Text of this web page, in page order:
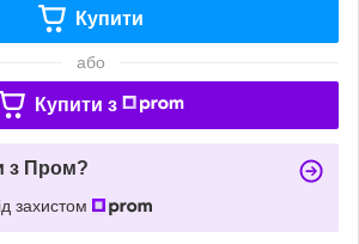
Купити
або
Купити з
з Пром?
захистом